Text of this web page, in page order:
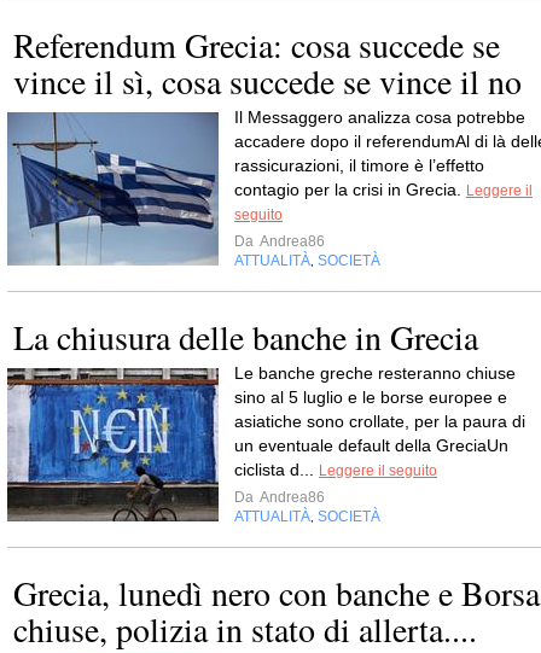
Referendum Grecia: cosa succede se
vince il sì, cosa succede se vince il no
Il Messaggero analizza cosa potrebbe
accadere dopo il referendumAl di là
rassicurazioni, il timore è l’effetto
contagio per la crisi in Grecia.
Leggere il
seguito
Da Andrea86
ATTUALITÀ SOCIETÀ
La chiusura delle banche in Grecia
Le banche greche resteranno chiuse
sino al 5 luglio e le borse europee e
asiatiche sono crollate, per la paura di
un eventuale default della GreciaUn
ciclista d...
Leggere il seguito
Da Andrea86
ATTUALITÀ SOCIETÀ
Grecia, lunedì nero con banche e Borsa
chiuse, polizia in stato di allerta....